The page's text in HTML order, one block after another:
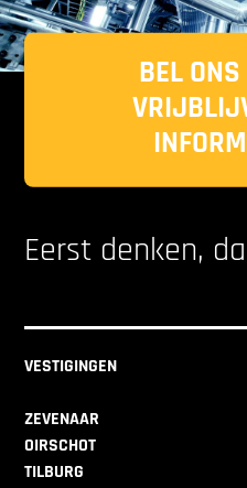
BEL ONS
Eerst denken,
VESTIGINGEN
ZEVENAAR
OIRSCHOT
TILBURG